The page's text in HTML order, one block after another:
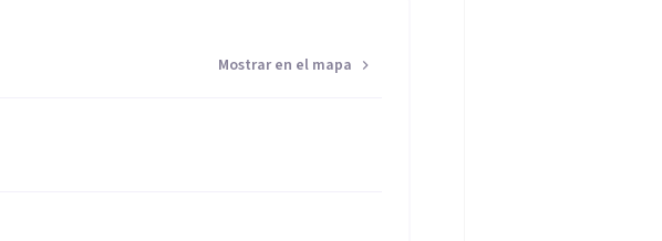
Mostrar en el mapa